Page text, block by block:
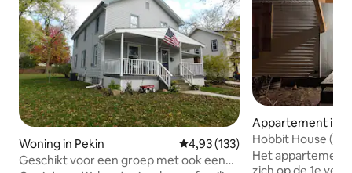
Woning in Pekin Gemiddelde beoordeling van
4,93 (133)
Geschikt voor een groep met ook een
Appartement in
Hobbit House
uitchecken op
Het appartement